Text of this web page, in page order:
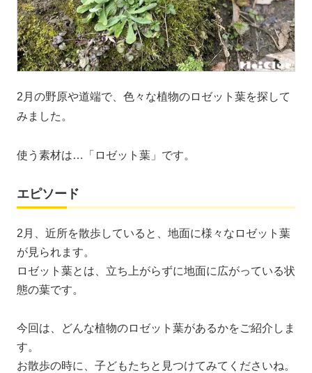
2月の野原や道端で、色々な植物のロゼット葉を探して
みました。
使う素材は…「ロゼット葉」です。
エピソード
2月、近所を散歩していると、地面に様々なロゼット葉
が見られます。
ロゼット葉とは、立ち上がらずに地面に広がっている状
態の葉です。
今回は、どんな植物のロゼット葉があるかをご紹介しま
す。
お散歩の時に、子どもたちと見つけてみてくださいね。